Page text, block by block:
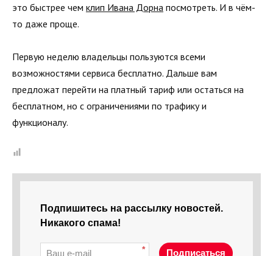
это быстрее чем клип Ивана Дорна посмотреть. И в чём-
то даже проще.
Первую неделю владельцы пользуются всеми
возможностями сервиса бесплатно. Дальше вам
предложат перейти на платный тариф или остаться на
бесплатном, но с ограничениями по трафику и
функционалу.
Подпишитесь на рассылку новостей.
Никакого спама!
* Подписаться